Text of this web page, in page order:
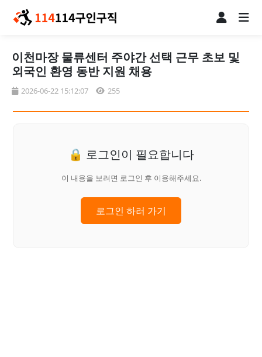
이천마장 물류센터 주야간 선택 근무 초보 및
외국인 환영 동반 지원 채용
2026-06-22 15:12:07 255
🔒 로그인이 필요합니다
이 내용을 보려면 로그인 후 이용해주세요.
로그인 하러 가기